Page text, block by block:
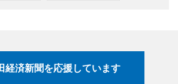
経済新聞を応援しています